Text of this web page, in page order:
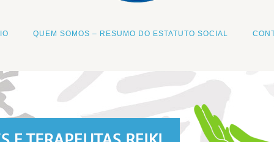
QUEM SOMOS – RESUMO DO ESTATUTO SOCIAL